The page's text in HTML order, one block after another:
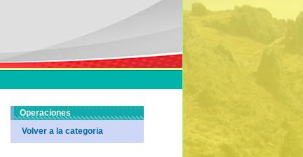
Operaciones
Volver a la categoria